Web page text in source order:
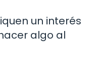
un interés
algo al